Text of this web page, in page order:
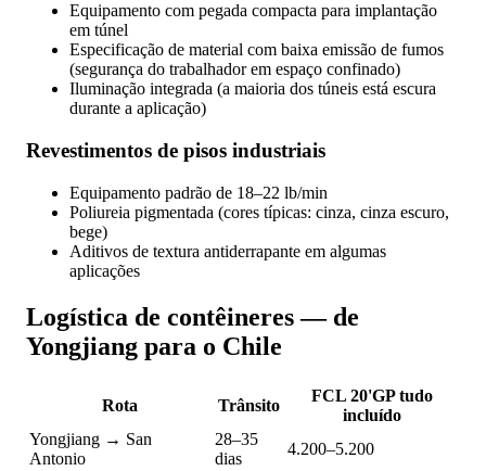
Equipamento com pegada compacta para implantação
em túnel
Especificação de material com baixa emissão de fumos
(segurança do trabalhador em espaço confinado)
Iluminação integrada (a maioria dos túneis está escura
durante a aplicação)
Revestimentos de pisos industriais
Equipamento padrão de 18–22 lb/min
Poliureia pigmentada (cores típicas: cinza, cinza escuro,
bege)
Aditivos de textura antiderrapante em algumas
aplicações
Logística de contêineres — de
Yongjiang para o Chile
Rota Trânsito
FCL 20'GP tudo
incluído
Yongjiang → San
Antonio
28–35
dias
4.200–5.200